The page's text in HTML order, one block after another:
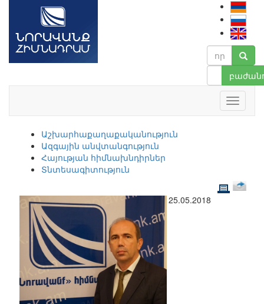
Աշխարհաքաղաքականություն
Ազգային անվտանգություն
Հայության հիմնախնդիրներ
Տնտեսագիտություն
25.05.2018